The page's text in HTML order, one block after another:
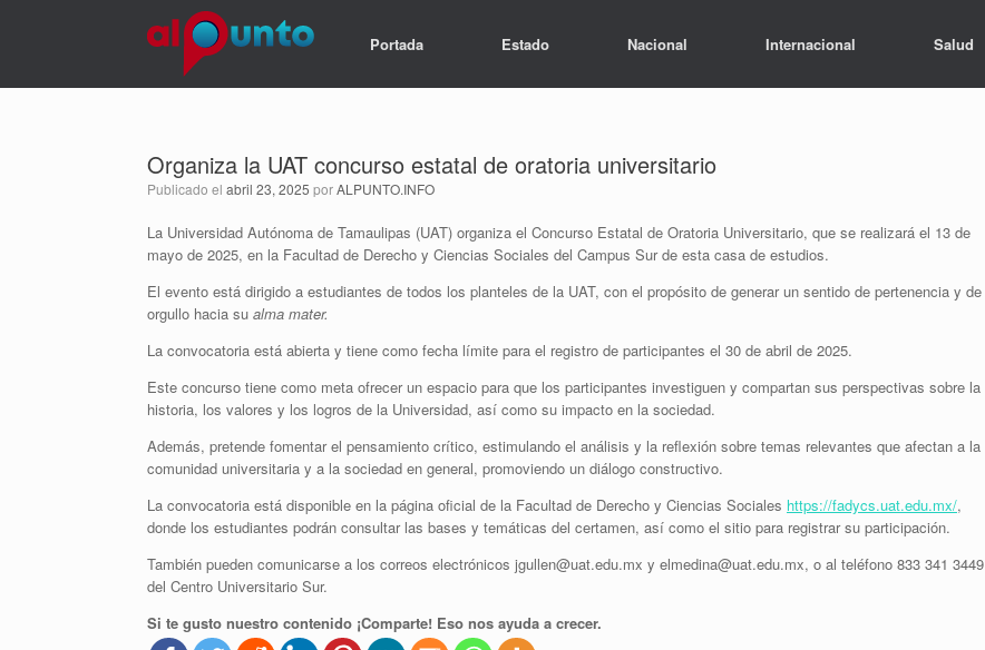
Portada Estado Nacional Internacional Salud
Organiza la UAT concurso estatal de oratoria universitario
Publicado el abril 23, 2025 porALPUNTO.INFO
La Universidad Autónoma de Tamaulipas (UAT) organiza el Concurso Estatal de Oratoria Universitario, que se realizará el 13 de
mayo de 2025, en la Facultad de Derecho y Ciencias Sociales del Campus Sur de esta casa de estudios.
El evento está dirigido a estudiantes de todos los planteles de la UAT, con el propósito de generar un sentido de pertenencia y de
orgullo hacia su alma mater.
La convocatoria está abierta y tiene como fecha límite para el registro de participantes el 30 de abril de 2025.
Este concurso tiene como meta ofrecer un espacio para que los participantes investiguen y compartan sus perspectivas sobre la
historia, los valores y los logros de la Universidad, así como su impacto en la sociedad.
Además, pretende fomentar el pensamiento crítico, estimulando el análisis y la reflexión sobre temas relevantes que afectan a la
comunidad universitaria y a la sociedad en general, promoviendo un diálogo constructivo.
La convocatoria está disponible en la página oficial de la Facultad de Derecho y Ciencias Sociales https://fadycs.uat.edu.mx/,
donde los estudiantes podrán consultar las bases y temáticas del certamen, así como el sitio para registrar su participación.
También pueden comunicarse a los correos electrónicos jgullen@uat.edu.mx y elmedina@uat.edu.mx, o al teléfono 833 341 3449
del Centro Universitario Sur.
Si te gusto nuestro contenido ¡Comparte! Eso nos ayuda a crecer.